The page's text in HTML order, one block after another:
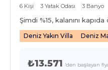
6 Kişi 3 Yatak Odası 3 Banyo
Şimdi %15, kalanını kapıda
Deniz Yakın Villa Deniz
₺13.571 'den başlayan